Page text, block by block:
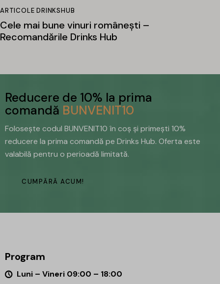
ARTICOLE DRINKSHUB
Cele mai bune vinuri românești –
Recomandările Drinks Hub
Reducere de 10% la prima
comandă BUNVENIT10
Folosește codul BUNVENIT10 în coș și primești 10%
reducere la prima comandă pe Drinks Hub. Oferta este
valabilă pentru o perioadă limitată.
CUMPĂRĂ ACUM!
Program
Luni – Vineri 09:00 – 18:00